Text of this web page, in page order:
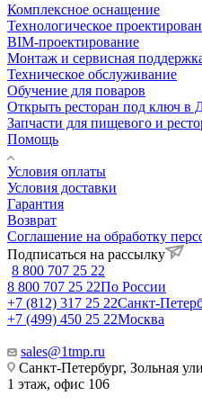
Комплексное оснащение
Технологическое
BIM-проектирование
Монтаж и сервисная
Техническое обслуживание
Обучение для поваров
Открыть ресторан под ключ в
Запчасти для пищевого и
Помощь
Условия оплаты
Условия доставки
Гарантия
Возврат
Соглашение на обработку
Подписаться на рассылку
8 800 707 25 22
8 800 707 25 22По России
+7 (812) 317 25 22Санкт-
+7 (499) 450 25 22Москва
sales@1tmp.ru
Санкт-Петербург, Зольная
1 этаж, офис 106